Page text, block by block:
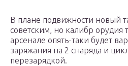
В плане подвижности новый
советским, но калибр
арсенале опять-таки будет
заряжания на 2 снаряда и
перезарядкой.